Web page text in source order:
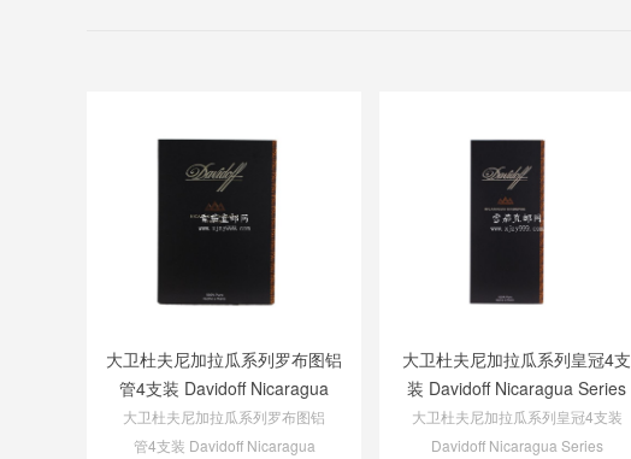
大卫杜夫尼加拉瓜系列罗布图铝
管4支装 Davidoff Nicaragua
Series Robusto Tubos 4-Pack
1/4
大卫杜夫尼加拉瓜系列罗布图铝
管4支装 Davidoff Nicaragua
大卫杜夫尼加拉瓜系列皇冠4支
装 Davidoff Nicaragua Series
Diadema 4-Pack 1/4
大卫杜夫尼加拉瓜系列皇冠4支装
Davidoff Nicaragua Series